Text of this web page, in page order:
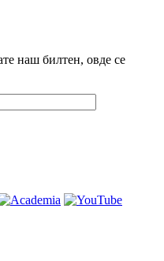
наш билтен, овде се